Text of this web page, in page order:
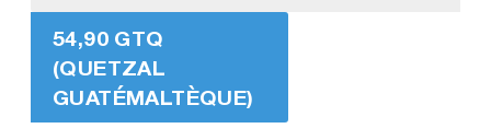
54,90 GTQ
(QUETZAL
GUATÉMALTÈQUE)